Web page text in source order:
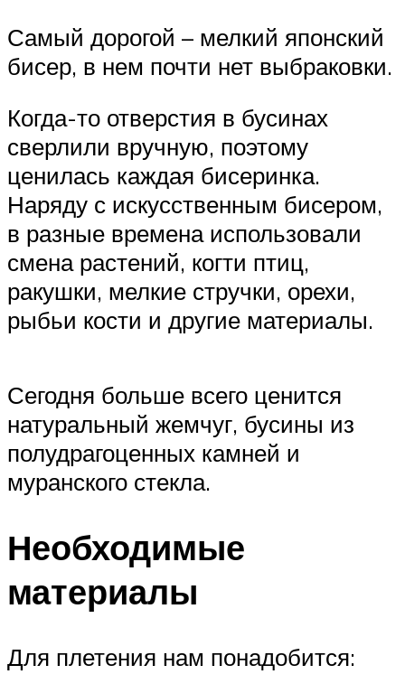
Самый дорогой – мелкий японский
бисер, в нем почти нет выбраковки.
Когда-то отверстия в бусинах
сверлили вручную, поэтому
ценилась каждая бисеринка.
Наряду с искусственным бисером,
в разные времена использовали
смена растений, когти птиц,
ракушки, мелкие стручки, орехи,
рыбьи кости и другие материалы.
Сегодня больше всего ценится
натуральный жемчуг, бусины из
полудрагоценных камней и
муранского стекла.
Необходимые
материалы
Для плетения нам понадобится: